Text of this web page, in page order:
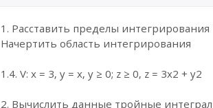
1. Расставить пределы
Начертить область интегрирования
1.4. V: x = 3, y = x, y ≥ 0; z ≥ 0, z = 3x2 + y2
2. Вычислить данные тройные